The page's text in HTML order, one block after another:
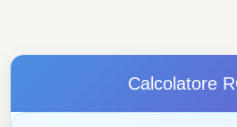
Calcolatore